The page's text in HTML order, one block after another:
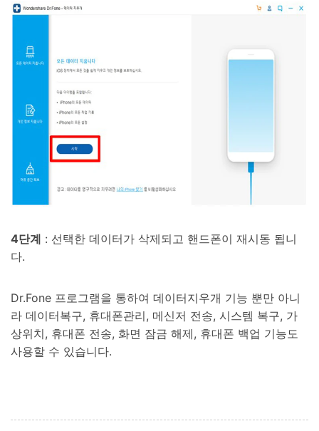
4단계 : 선택한 데이터가 삭제되고 핸드폰이 재시동 됩니
다.
Dr.Fone 프로그램을 통하여 데이터지우개 기능 뿐만 아니
라 데이터복구, 휴대폰관리, 메신저 전송, 시스템 복구, 가
상위치, 휴대폰 전송, 화면 잠금 해제, 휴대폰 백업 기능도
사용할 수 있습니다.